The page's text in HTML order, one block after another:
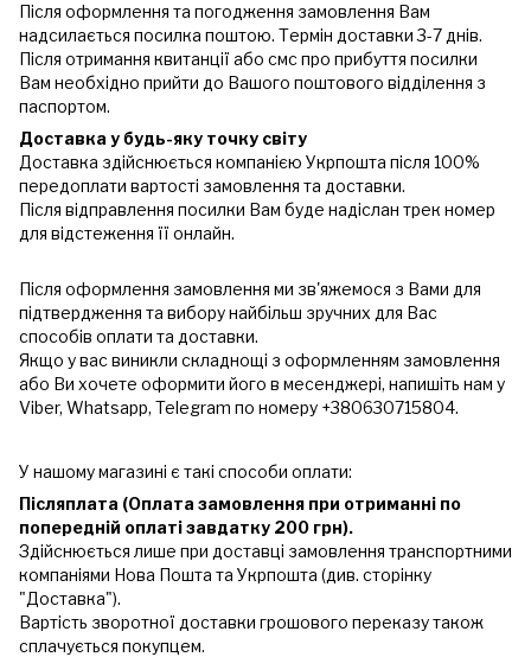
Після оформлення та погодження замовлення Вам
надсилається посилка поштою. Термін доставки 3-7 днів.
Після отримання квитанції або смс про прибуття посилки
Вам необхідно прийти до Вашого поштового відділення з
паспортом.
Доставка у будь-яку точку світу
Доставка здійснюється компанією Укрпошта після 100%
передоплати вартості замовлення та доставки.
Після відправлення посилки Вам буде надіслан трек номер
для відстеження її онлайн.
Після оформлення замовлення ми зв'яжемося з Вами для
підтвердження та вибору найбільш зручних для Вас
способів оплати та доставки.
Якщо у вас виникли складнощі з оформленням замовлення
або Ви хочете оформити його в месенджері, напишіть нам у
Viber, Whatsapp, Telegram по номеру +380630715804.
У нашому магазині є такі способи оплати:
Післяплата (Оплата замовлення при отриманні по
попередній оплаті завдатку 200 грн).
Здійснюється лише при доставці замовлення транспортними
компаніями Нова Пошта та Укрпошта (див. сторінку
"Доставка").
Вартість зворотної доставки грошового переказу також
сплачується покупцем.